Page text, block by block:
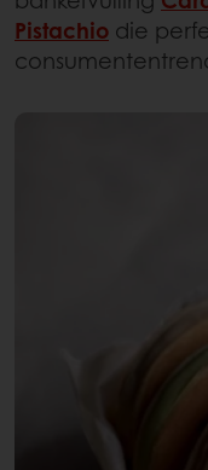
Pistachio die